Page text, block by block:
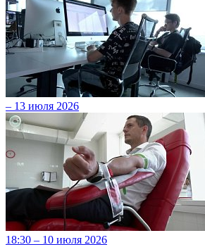
– 13 июля 2026
18:30 – 10 июля 2026